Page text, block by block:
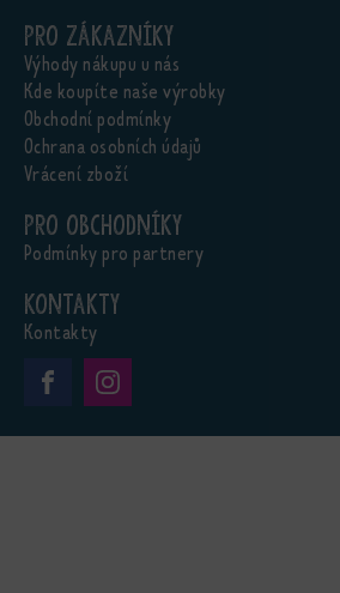
Pro zákazníky
Výhody nákupu u nás
Kde koupíte naše výrobky
Obchodní podmínky
Ochrana osobních údajů
Vrácení zboží
Pro obchodníky
Podmínky pro partnery
Kontakty
Kontakty